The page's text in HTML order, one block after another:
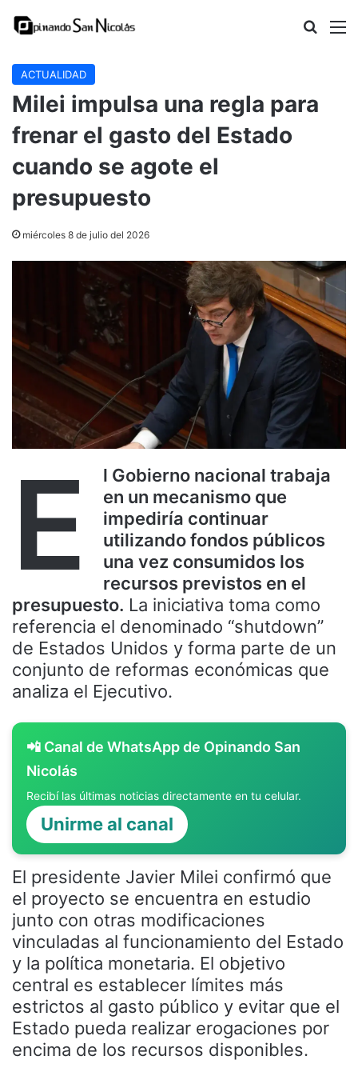
Buscar
ACTUALIDAD
Milei impulsa una regla para
frenar el gasto del Estado
cuando se agote el
presupuesto
miércoles 8 de julio del 2026
E
l Gobierno nacional trabaja
en un mecanismo que
impediría continuar
utilizando fondos públicos
una vez consumidos los
recursos previstos en el
presupuesto. La iniciativa toma como
referencia el denominado “shutdown”
de Estados Unidos y forma parte de un
conjunto de reformas económicas que
analiza el Ejecutivo.
📲 Canal de WhatsApp de Opinando San
Nicolás
Recibí las últimas noticias directamente en tu celular.
Unirme al canal
El presidente Javier Milei confirmó que
el proyecto se encuentra en estudio
junto con otras modificaciones
vinculadas al funcionamiento del Estado
y la política monetaria. El objetivo
central es establecer límites más
estrictos al gasto público y evitar que el
Estado pueda realizar erogaciones por
encima de los recursos disponibles.